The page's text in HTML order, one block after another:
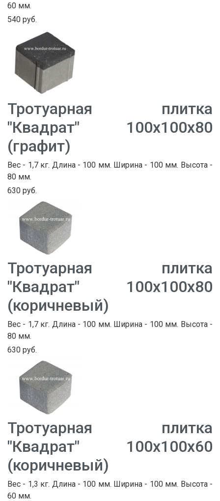
60 мм.
540 руб.
Тротуарная плитка
"Квадрат" 100х100х80
(графит)
Вес - 1,7 кг. Длина - 100 мм. Ширина - 100 мм. Высота -
80 мм.
630 руб.
Тротуарная плитка
"Квадрат" 100х100х80
(коричневый)
Вес - 1,7 кг. Длина - 100 мм. Ширина - 100 мм. Высота -
80 мм.
630 руб.
Тротуарная плитка
"Квадрат" 100х100х60
(коричневый)
Вес - 1,3 кг. Длина - 100 мм. Ширина - 100 мм. Высота -
60 мм.